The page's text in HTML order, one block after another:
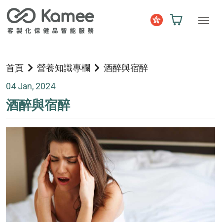
首頁 營養知識專欄
酒醉與宿醉
04 Jan, 2024
酒醉與宿醉